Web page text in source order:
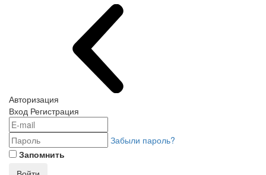
Авторизация
Вход Регистрация
Забыли пароль?
Запомнить